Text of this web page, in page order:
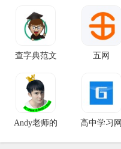
查字典范文 五网
Andy老师的 高中学习网